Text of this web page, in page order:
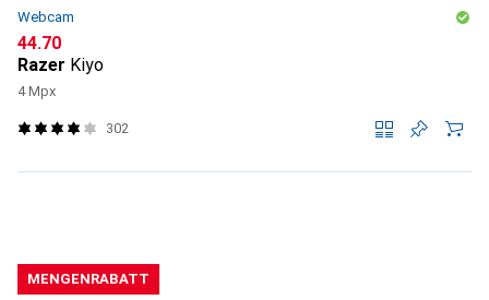
Webcam
CHF
44.70
Razer Kiyo
4 Mpx
302
MENGENRABATT